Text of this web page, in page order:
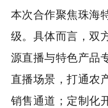
本次合作聚焦珠海
级。具体而言，双
源直播与特色产品
直播场景，打通农
销售通道；定制化